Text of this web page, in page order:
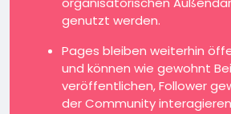
genutzt werden.
Pages bleiben weiterhin
und können wie gewohnt
veröffentlichen, Follower
der Community